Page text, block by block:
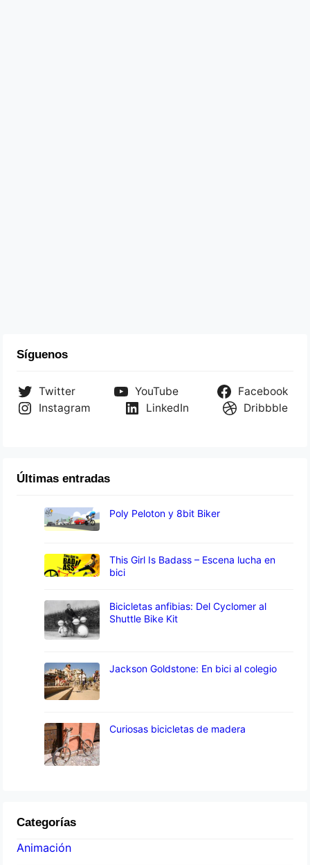
Síguenos
Twitter YouTube
Facebook
Instagram
LinkedIn Dribbble
Últimas entradas
Poly Peloton y 8bit Biker
This Girl Is Badass – Escena lucha en
bici
Bicicletas anfibias: Del Cyclomer al
Shuttle Bike Kit
Jackson Goldstone: En bici al colegio
Curiosas bicicletas de madera
Categorías
Animación